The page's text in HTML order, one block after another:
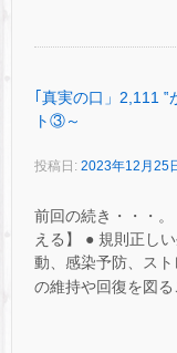
｢真実の口」2,111
ト③～
投稿日: 2023年12月25
前回の続き・・・
える】 ● 規則正し
動、感染予防、ス
の維持や回復を図